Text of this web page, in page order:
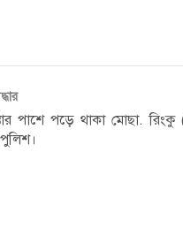
পাশে পড়ে থাকা মোছা.